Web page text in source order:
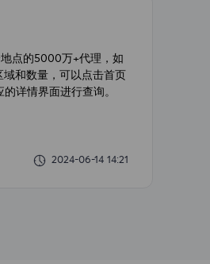
点的5000万+代理，如
和数量，可以点击首页
详情界面进行查询。
2024-06-14 14:21